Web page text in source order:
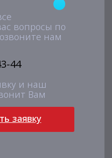
вопросы по
нам
44
и наш
Вам
заявку